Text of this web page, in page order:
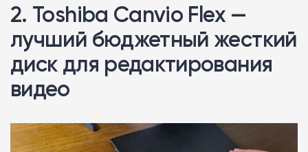
2. Toshiba Canvio Flex —
лучший бюджетный жесткий
диск для редактирования
видео